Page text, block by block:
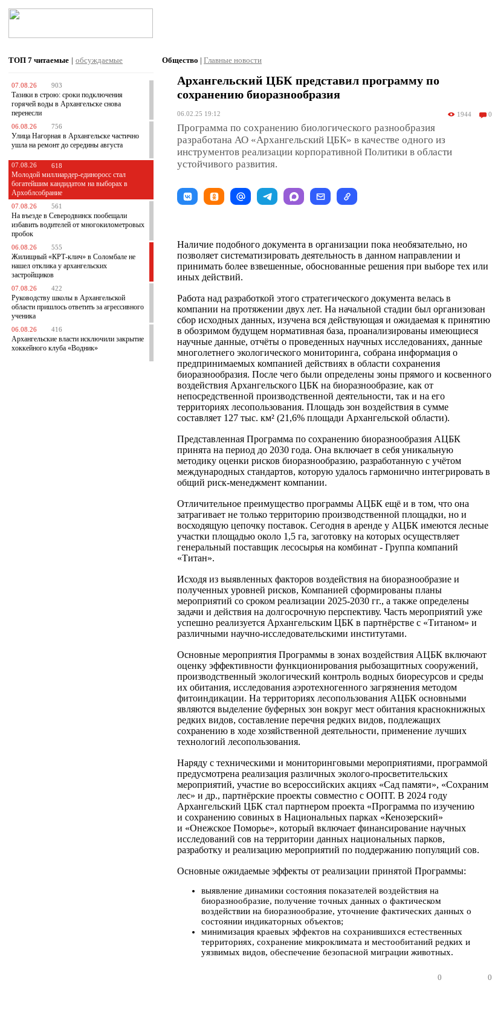
ТОП 7 читаемые | обсуждаемые
07.08.26 903
Тазики в строю: сроки подключения
горячей воды в Архангельске снова
перенесли
06.08.26 756
Улица Нагорная в Архангельске частично
ушла на ремонт до середины августа
07.08.26 618
Молодой миллиардер-единоросс стал
богатейшим кандидатом на выборах в
Архоблсобрание
07.08.26 561
На въезде в Северодвинск пообещали
избавить водителей от многокилометровых
пробок
06.08.26 555
Жилищный «КРТ-клич» в Соломбале не
нашел отклика у архангельских
застройщиков
07.08.26 422
Руководству школы в Архангельской
области пришлось ответить за агрессивного
ученика
06.08.26 416
Архангельские власти исключили закрытие
хоккейного клуба «Водник»
Общество | Главные новости
Архангельский ЦБК представил программу по
сохранению биоразнообразия
06.02.25 19:12 1944 0
Программа по сохранению биологического разнообразия
разработана АО «Архангельский ЦБК» в качестве одного из
инструментов реализации корпоративной Политики в области
устойчивого развития.
Наличие подобного документа в организации пока необязательно, но
позволяет систематизировать деятельность в данном направлении и
принимать более взвешенные, обоснованные решения при выборе тех или
иных действий.
Работа над разработкой этого стратегического документа велась в
компании на протяжении двух лет. На начальной стадии был организован
сбор исходных данных, изучена вся действующая и ожидаемая к принятию
в обозримом будущем нормативная база, проанализированы имеющиеся
научные данные, отчёты о проведенных научных исследованиях, данные
многолетнего экологического мониторинга, собрана информация о
предпринимаемых компанией действиях в области сохранения
биоразнообразия. После чего были определены зоны прямого и косвенного
воздействия Архангельского ЦБК на биоразнообразие, как от
непосредственной производственной деятельности, так и на его
территориях лесопользования. Площадь зон воздействия в сумме
составляет 127 тыс. км² (21,6% площади Архангельской области).
Представленная Программа по сохранению биоразнообразия АЦБК
принята на период до 2030 года. Она включает в себя уникальную
методику оценки рисков биоразнообразию, разработанную с учётом
международных стандартов, которую удалось гармонично интегрировать в
общий риск-менеджмент компании.
Отличительное преимущество программы АЦБК ещё и в том, что она
затрагивает не только территорию производственной площадки, но и
восходящую цепочку поставок. Сегодня в аренде у АЦБК имеются лесные
участки площадью около 1,5 га, заготовку на которых осуществляет
генеральный поставщик лесосырья на комбинат - Группа компаний
«Титан».
Исходя из выявленных факторов воздействия на биоразнообразие и
полученных уровней рисков, Компанией сформированы планы
мероприятий со сроком реализации 2025-2030 гг., а также определены
задачи и действия на долгосрочную перспективу. Часть мероприятий уже
успешно реализуется Архангельским ЦБК в партнёрстве с «Титаном» и
различными научно-исследовательскими институтами.
Основные мероприятия Программы в зонах воздействия АЦБК включают
оценку эффективности функционирования рыбозащитных сооружений,
производственный экологический контроль водных биоресурсов и среды
их обитания, исследования аэротехногенного загрязнения методом
фитоиндикации. На территориях лесопользования АЦБК основными
являются выделение буферных зон вокруг мест обитания краснокнижных
редких видов, составление перечня редких видов, подлежащих
сохранению в ходе хозяйственной деятельности, применение лучших
технологий лесопользования.
Наряду с техническими и мониторинговыми мероприятиями, программой
предусмотрена реализация различных эколого-просветительских
мероприятий, участие во всероссийских акциях «Сад памяти», «Сохраним
лес» и др., партнёрские проекты совместно с ООПТ. В 2024 году
Архангельский ЦБК стал партнером проекта «Программа по изучению
и сохранению совиных в Национальных парках «Кенозерский»
и «Онежское Поморье», который включает финансирование научных
исследований сов на территории данных национальных парков,
разработку и реализацию мероприятий по поддержанию популяций сов.
Основные ожидаемые эффекты от реализации принятой Программы:
выявление динамики состояния показателей воздействия на
биоразнообразие, получение точных данных о фактическом
воздействии на биоразнообразие, уточнение фактических данных о
состоянии индикаторных объектов;
минимизация краевых эффектов на сохранившихся естественных
территориях, сохранение микроклимата и местообитаний редких и
уязвимых видов, обеспечение безопасной миграции животных.
0 0